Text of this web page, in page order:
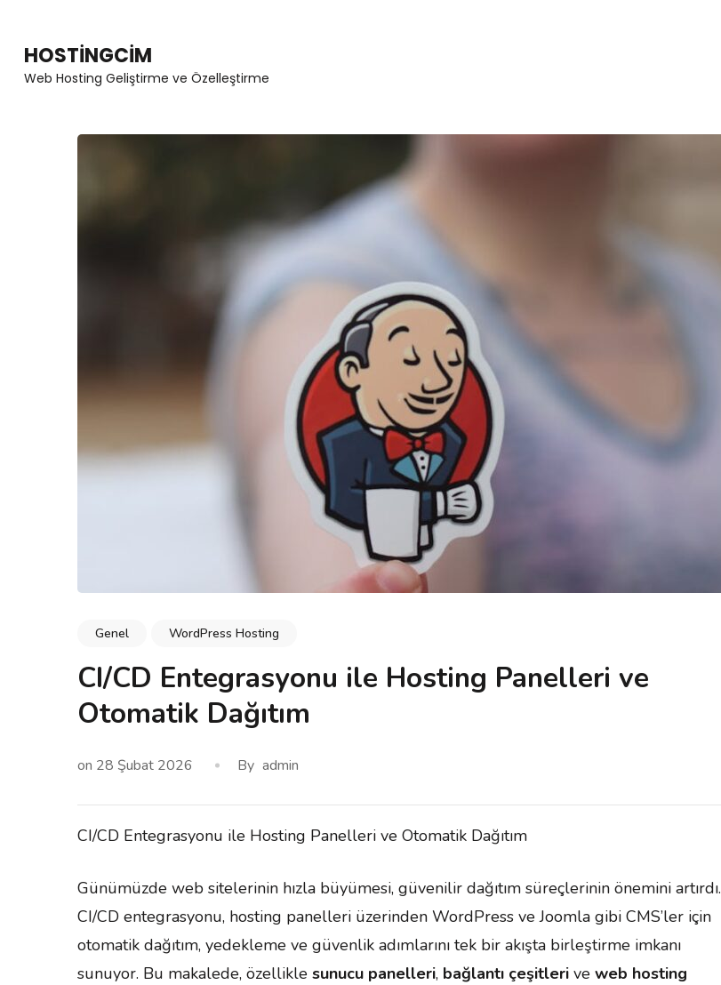
content
HOSTINGCIM
Web Hosting Geliştirme ve Özelleştirme
Genel WordPress Hosting
CI/CD Entegrasyonu ile Hosting Panelleri ve
Otomatik Dağıtım
on 28 Şubat 2026 By admin
CI/CD Entegrasyonu ile Hosting Panelleri ve Otomatik Dağıtım
Günümüzde web sitelerinin hızla büyümesi, güvenilir dağıtım süreçlerinin önemini artırdı.
CI/CD entegrasyonu, hosting panelleri üzerinden WordPress ve Joomla gibi CMS’ler için
otomatik dağıtım, yedekleme ve güvenlik adımlarını tek bir akışta birleştirme imkanı
sunuyor. Bu makalede, özellikle sunucu panelleri, bağlantı çeşitleri ve web hosting